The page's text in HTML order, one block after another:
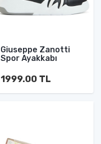
Giuseppe Zanotti
Spor Ayakkabı
1999.00 TL